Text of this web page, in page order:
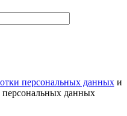
персональных данныхи
персональных данных